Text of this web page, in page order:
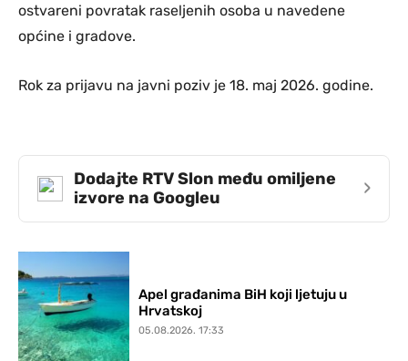
ostvareni povratak raseljenih osoba u navedene
općine i gradove.
Rok za prijavu na javni poziv je 18. maj 2026. godine.
Dodajte RTV Slon među omiljene
izvore na Googleu
›
Apel građanima BiH koji ljetuju u
Hrvatskoj
05.08.2026. 17:33